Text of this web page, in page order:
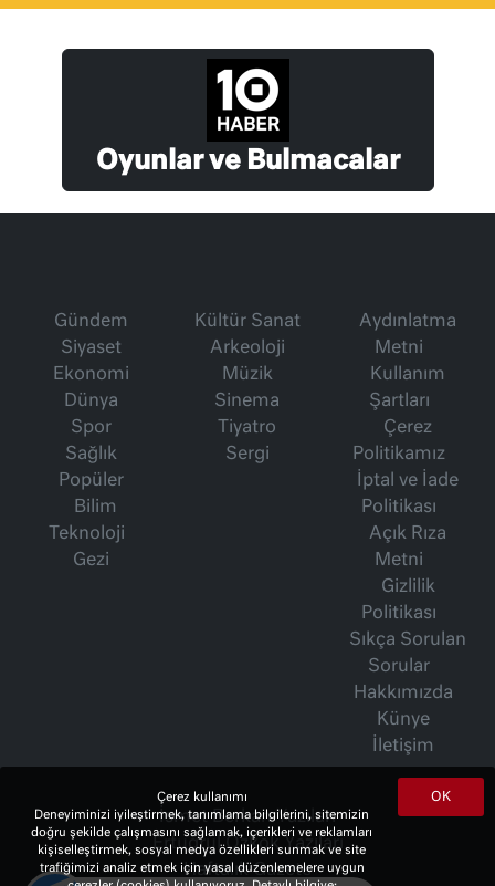
Oyunlar ve Bulmacalar
Gündem
Siyaset
Ekonomi
Dünya
Spor
Sağlık
Popüler
Bilim
Teknoloji
Gezi
Kültür Sanat
Arkeoloji
Müzik
Sinema
Tiyatro
Sergi
Aydınlatma
Metni
Kullanım
Şartları
Çerez
Politikamız
İptal ve İade
Politikası
Açık Rıza
Metni
Gizlilik
Politikası
Sıkça Sorulan
Sorular
Hakkımızda
Künye
İletişim
İsmet Berkan Yazıları
Ertuğrul Özkök Yazıları
Haftalık Gazete
OK
Çerez kullanımı
Deneyiminizi iyileştirmek, tanımlama bilgilerini, sitemizin
doğru şekilde çalışmasını sağlamak, içerikleri ve reklamları
kişiselleştirmek, sosyal medya özellikleri sunmak ve site
trafiğimizi analiz etmek için yasal düzenlemelere uygun